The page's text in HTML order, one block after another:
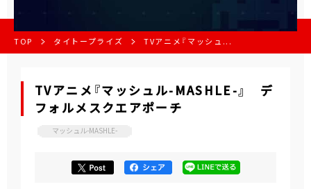
TOP タイトープライズ TVアニメ『マッシュ...
TVアニメ『マッシュル-MASHLE-』 デ
フォルメスクエアポーチ
マッシュル-MASHLE-